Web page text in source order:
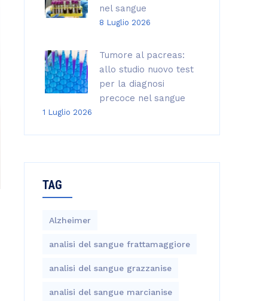
nel sangue
8 Luglio 2026
Tumore al pacreas:
allo studio nuovo test
per la diagnosi
precoce nel sangue
1 Luglio 2026
TAG
Alzheimer
analisi del sangue frattamaggiore
analisi del sangue grazzanise
analisi del sangue marcianise